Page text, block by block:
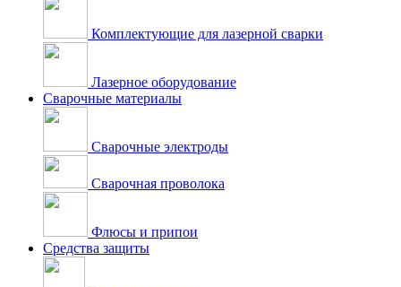
Комплектующие для лазерной сварки
Лазерное оборудование
Сварочные материалы
Сварочные электроды
Сварочная проволока
Флюсы и припои
Средства защиты